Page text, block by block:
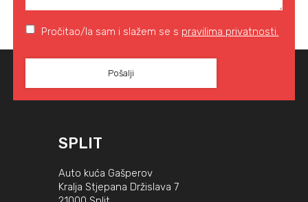
Pročitao/la sam i slažem se s pravilima privatnosti.
SPLIT
Auto kuća Gašperov
Kralja Stjepana Držislava 7